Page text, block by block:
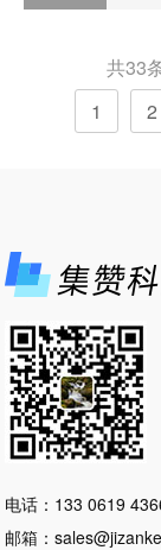
共33
1
2
电话：133 0619
邮箱：